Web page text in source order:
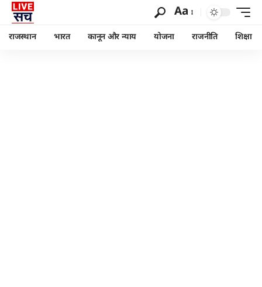
Aa
राजस्थान भारत कानून और न्याय योजना राजनीति शिक्षा